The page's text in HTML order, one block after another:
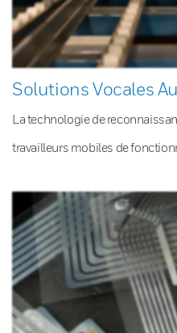
Solutions Vocales
La technologie de
travailleurs mobiles de